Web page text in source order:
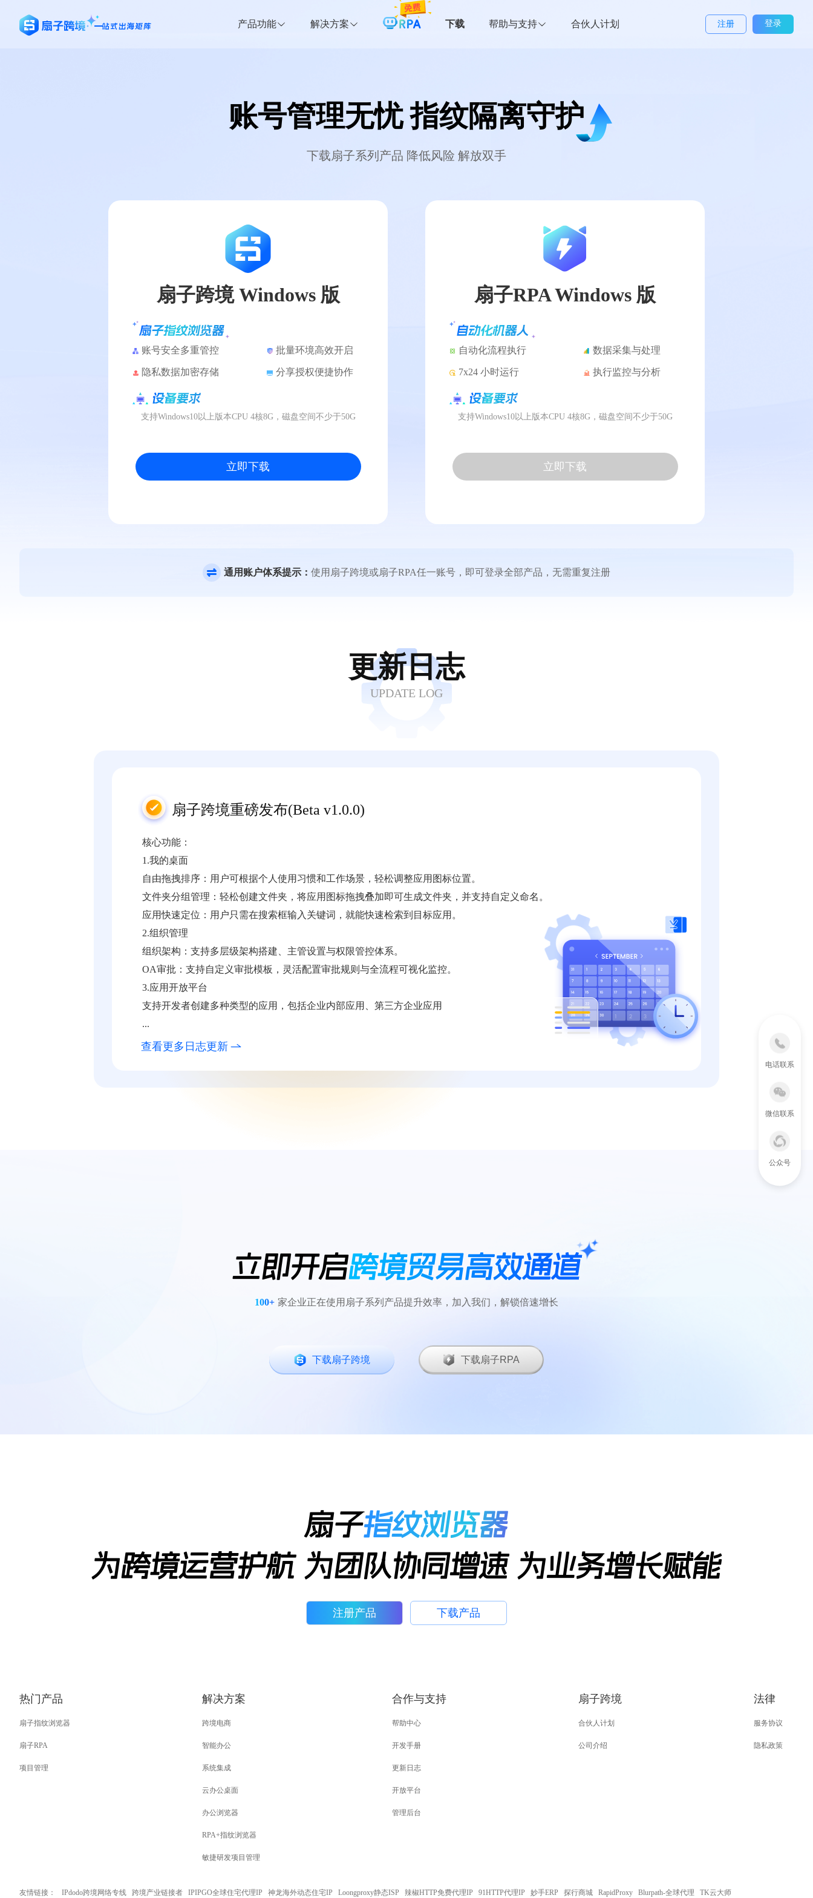
产品功能 解决方案 下载 帮助与支持 合伙人计划 注册 登录
账号管理无忧 指纹隔离守护
下载扇子系列产品 降低风险 解放双手
扇子跨境 Windows 版
账号安全多重管控 批量环境高效开启
隐私数据加密存储 分享授权便捷协作
支持Windows10以上版本CPU 4核8G，磁盘空间不少于50G
立即下载
扇子RPA Windows 版
自动化流程执行 数据采集与处理
7x24 小时运行 执行监控与分析
支持Windows10以上版本CPU 4核8G，磁盘空间不少于50G
立即下载
通用账户体系提示： 使用扇子跨境或扇子RPA任一账号，即可登录全部产品，无需重复注册
更新日志
UPDATE LOG
扇子跨境重磅发布(Beta v1.0.0)
核心功能：
1.我的桌面
自由拖拽排序：用户可根据个人使用习惯和工作场景，轻松调整应用图标位置。
文件夹分组管理：轻松创建文件夹，将应用图标拖拽叠加即可生成文件夹，并支持自定义命名。
应用快速定位：用户只需在搜索框输入关键词，就能快速检索到目标应用。
2.组织管理
组织架构：支持多层级架构搭建、主管设置与权限管控体系。
OA审批：支持自定义审批模板，灵活配置审批规则与全流程可视化监控。
3.应用开放平台
支持开发者创建多种类型的应用，包括企业内部应用、第三方企业应用
...
查看更多日志更新
立即开启跨境贸易高效通道
100+ 家企业正在使用扇子系列产品提升效率，加入我们，解锁倍速增长
下载扇子跨境 下载扇子RPA
扇子指纹浏览器
为跨境运营护航 为团队协同增速 为业务增长赋能
注册产品 下载产品
热门产品
扇子指纹浏览器
扇子RPA
项目管理
解决方案
跨境电商
智能办公
系统集成
云办公桌面
办公浏览器
RPA+指纹浏览器
敏捷研发项目管理
合作与支持
帮助中心
开发手册
更新日志
开放平台
管理后台
扇子跨境
合伙人计划
公司介绍
法律
服务协议
隐私政策
友情链接： IPdodo跨境网络专线 跨境产业链接者 IPIPGO全球住宅代理IP 神龙海外动态住宅IP Loongproxy静态ISP 辣椒HTTP免费代理IP 91HTTP代理IP 妙手ERP 探行商城 RapidProxy Blurpath-全球代理 TK云大师
电话联系
微信联系
公众号